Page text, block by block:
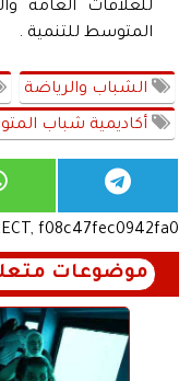
للعلاقات العامة
المتوسط للتنمية .
الشباب والرياضة
أكاديمية شباب
f08c47fec0942fa0
موضوعات